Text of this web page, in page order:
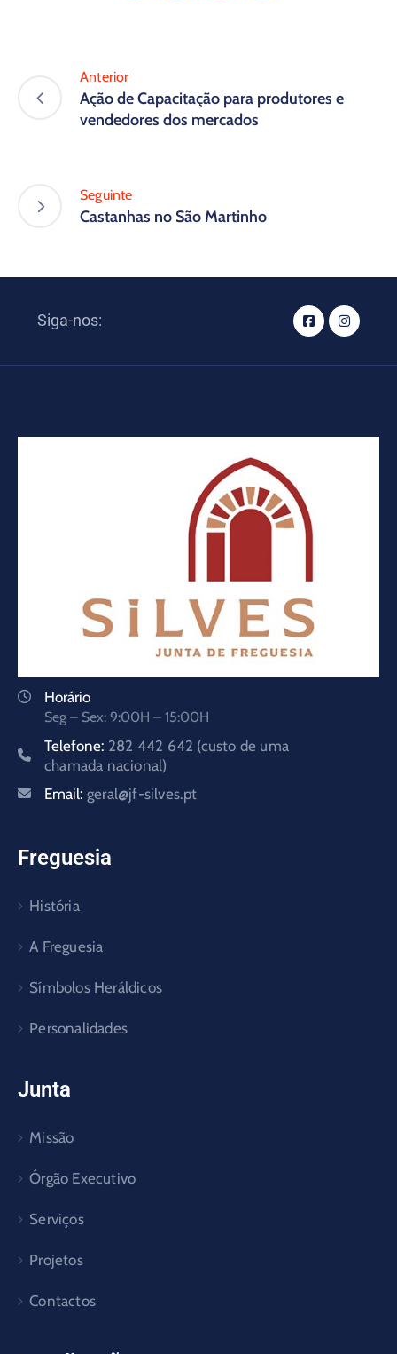
Anterior
Ação de Capacitação para produtores e
vendedores dos mercados
Seguinte
Castanhas no São Martinho
Siga-nos:
Horário
Seg – Sex: 9:00H – 15:00H
Telefone: 282 442 642 (custo de uma
chamada nacional)
Email: geral@jf-silves.pt
Freguesia
História
A Freguesia
Símbolos Heráldicos
Personalidades
Junta
Missão
Órgão Executivo
Serviços
Projetos
Contactos